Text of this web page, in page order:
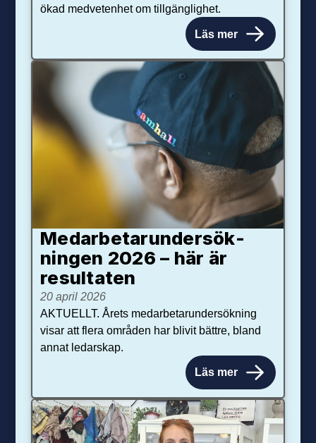
ökad medvetenhet om tillgänglighet.
Läs mer
Medarbetar­under­sök­
ningen 2026 – här är
resultaten
20 april 2026
AKTUELLT. Årets medarbetarundersökning
visar att flera områden har blivit bättre, bland
annat ledarskap.
Läs mer